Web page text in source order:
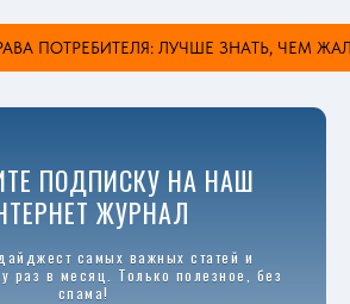
ПОТРЕБИТЕЛЯ: ЛУЧШЕ ЗНАТЬ, ЧЕМ
ПОДПИСКУ НА НАШ
ЖУРНАЛ
самых важных статей и
раз в месяц. Только полезное, без
спама!